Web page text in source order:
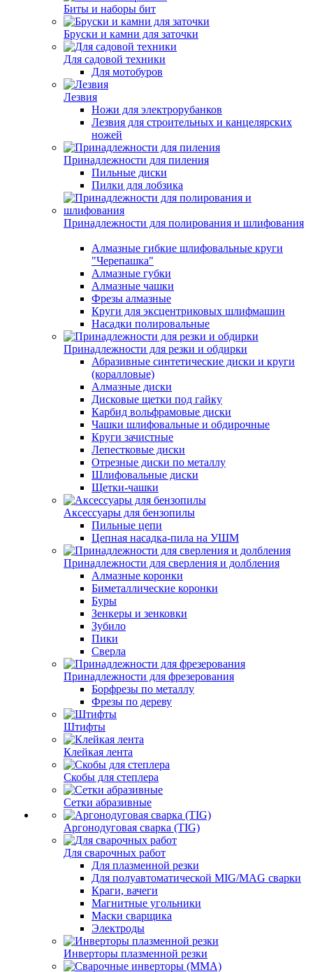
Биты и наборы бит
Бруски и камни для заточки
Для садовой техники
Для мотобуров
Лезвия
Ножи для электрорубанков
Лезвия для строительных и канцелярских
ножей
Принадлежности для пиления
Пильные диски
Пилки для лобзика
Принадлежности для полирования и шлифования
Алмазные гибкие шлифовальные круги
"Черепашка"
Алмазные губки
Алмазные чашки
Фрезы алмазные
Круги для эксцентриковых шлифмашин
Насадки полировальные
Принадлежности для резки и обдирки
Абразивные синтетические диски и круги
(коралловые)
Алмазные диски
Дисковые щетки под гайку
Карбид вольфрамовые диски
Чашки шлифовальные и обдирочные
Круги зачистные
Лепестковые диски
Отрезные диски по металлу
Шлифовальные диски
Щетки-чашки
Аксессуары для бензопилы
Пильные цепи
Цепная насадка-пила на УШМ
Принадлежности для сверления и долбления
Алмазные коронки
Биметаллические коронки
Буры
Зенкеры и зенковки
Зубило
Пики
Сверла
Принадлежности для фрезерования
Борфрезы по металлу
Фрезы по дереву
Штифты
Клейкая лента
Скобы для степлера
Сетки абразивные
Аргонодуговая сварка (TIG)
Для сварочных работ
Для плазменной резки
Для полуавтоматической MIG/MAG сварки
Краги, вачеги
Магнитные угольники
Маски сварщика
Электроды
Инверторы плазменной резки